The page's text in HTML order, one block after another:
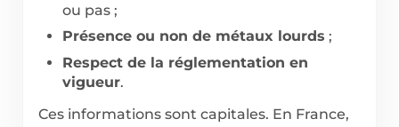
ou pas ;
Présence ou non de métaux lourds ;
Respect de la réglementation en
vigueur.
Ces informations sont capitales. En France,